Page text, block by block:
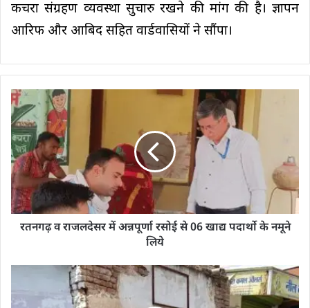
कचरा संग्रहण व्यवस्था सुचारु रखने की मांग की है। ज्ञापन
आरिफ और आबिद सहित वार्डवासियों ने सौंपा।
रतनगढ़ व राजलदेसर में अन्नपूर्णा रसोई से 06 खाद्य पदार्थो के नमूने
लिये